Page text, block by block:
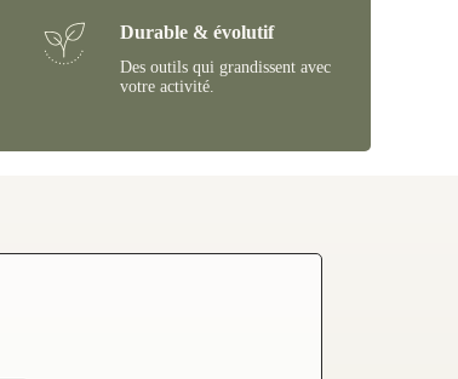
Durable & évolutif
Des outils qui grandissent avec
votre activité.